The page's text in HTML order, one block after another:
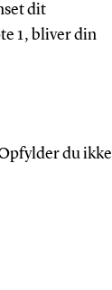
dit
1, bliver din
du ikke